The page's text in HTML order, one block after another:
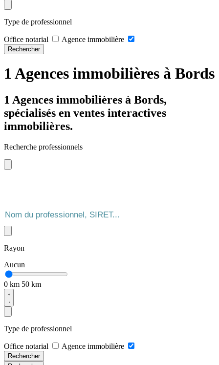
Type de professionnel
Office notarial Agence immobilière
Rechercher
1 Agences immobilières à Bords
1 Agences immobilières à Bords,
spécialisés en ventes interactives
immobilières.
Recherche professionnels
Rayon
Aucun
0 km 50 km
Type de professionnel
Office notarial Agence immobilière
Rechercher